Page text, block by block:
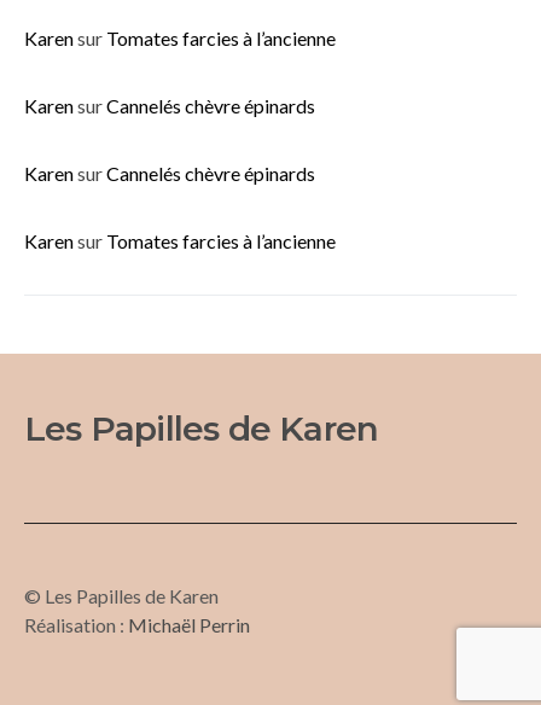
Karensur Tomates farcies à l’ancienne
KarensurCannelés chèvre épinards
KarensurCannelés chèvre épinards
Karensur Tomates farcies à l’ancienne
Les Papilles de Karen
© Les Papilles de Karen
Réalisation : Michaël Perrin